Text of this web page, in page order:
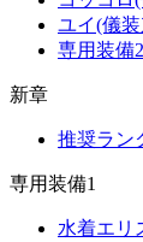
ユイ(儀
専用装備
新章
推奨ラン
専用装備1
水着エリ